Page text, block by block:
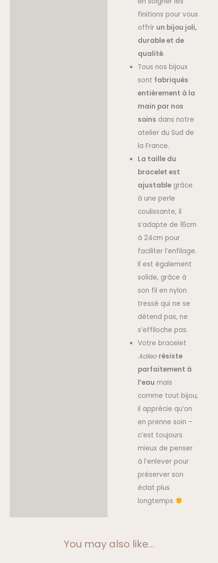
finitions pour vous
offrir un bijou joli,
durable et de
qualité.
Tous nos bijoux
sont fabriqués
entièrement à la
main par nos
soins dans notre
atelier du Sud de
la France.
La taille du
bracelet est
ajustablegrâce
à une perle
coulissante, il
s’adapte de 16cm
à 24cm pour
faciliter l’enfilage.
Il est également
solide, grâce à
son fil en nylon
tressé qui ne se
détend pas, ne
s’effiloche pas.
Votre bracelet
.kaleo résiste
parfaitement à
l’eau mais
comme tout bijou,
il apprécie qu’on
en prenne soin –
c’est toujours
mieux de penser
à l’enlever pour
préserver son
éclat plus
longtemps
You may also like…